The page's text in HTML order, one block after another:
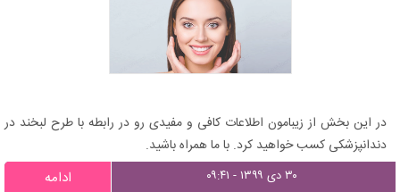
در این بخش از زیبامون اطلاعات کافی و مفیدی رو در رابطه با طرح لبخند در
دندانپزشکی کسب خواهید کرد. با ما همراه باشید.
۳۰ دی ۱۳۹۹ - ۰۹:۴۱ ادامه